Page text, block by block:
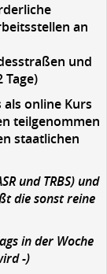
an
und
als online Kurs
teilgenommen
staatlichen
und TRBS) und
die sonst reine
in der Woche
-)